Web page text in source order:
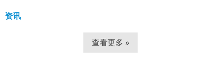
资讯
查看更多 »